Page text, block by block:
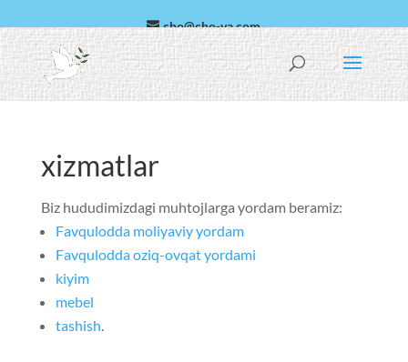
cho@cho-va.com
arab
Español
xizmatlar
Biz hududimizdagi muhtojlarga yordam beramiz:
Favqulodda moliyaviy yordam
Favqulodda oziq-ovqat yordami
kiyim
mebel
tashish.